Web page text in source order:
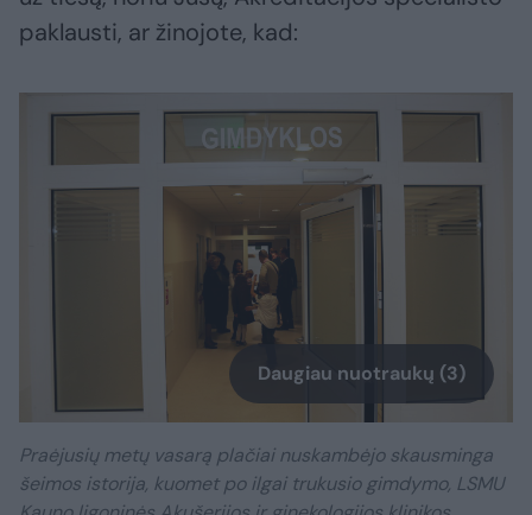
paklausti, ar žinojote, kad:
Daugiau nuotraukų (3)
Praėjusių metų vasarą plačiai nuskambėjo skausminga
šeimos istorija, kuomet po ilgai trukusio gimdymo, LSMU